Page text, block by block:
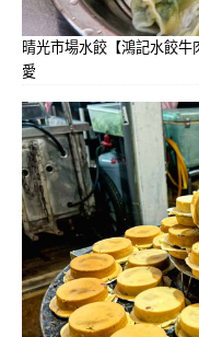
晴光市場水餃【鴻記水餃
愛